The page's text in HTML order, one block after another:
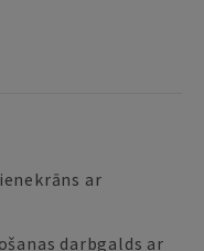
ar
darbgalds ar